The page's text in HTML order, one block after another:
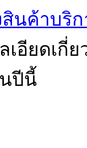
สินค้าบ
เอียดเกี่
ปีนี้